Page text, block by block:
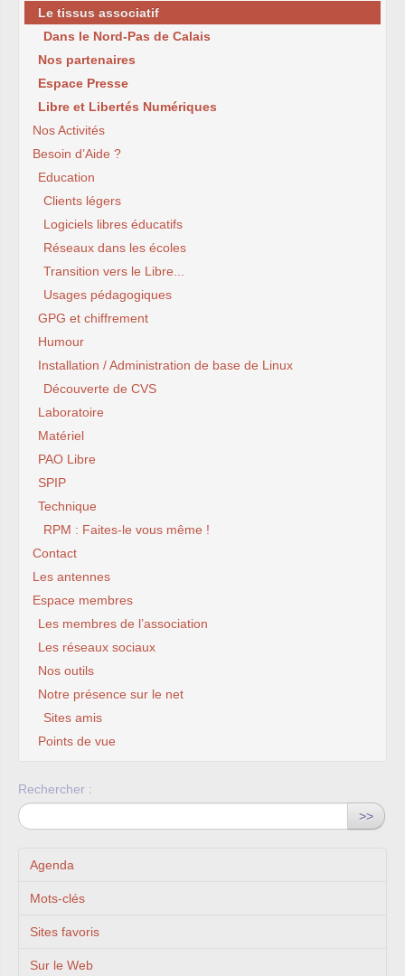
Le tissus associatif
Dans le Nord-Pas de Calais
Nos partenaires
Espace Presse
Libre et Libertés Numériques
Nos Activités
Besoin d’Aide ?
Education
Clients légers
Logiciels libres éducatifs
Réseaux dans les écoles
Transition vers le Libre...
Usages pédagogiques
GPG et chiffrement
Humour
Installation / Administration de base de Linux
Découverte de CVS
Laboratoire
Matériel
PAO Libre
SPIP
Technique
RPM : Faites-le vous même !
Contact
Les antennes
Espace membres
Les membres de l’association
Les réseaux sociaux
Nos outils
Notre présence sur le net
Sites amis
Points de vue
Rechercher :
>>
Agenda
Mots-clés
Sites favoris
Sur le Web